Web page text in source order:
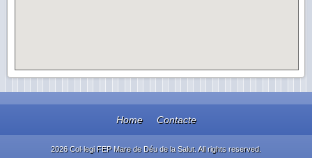
Home Contacte
2026 Col·legi FEP Mare de Déu de la Salut. All rights reserved.